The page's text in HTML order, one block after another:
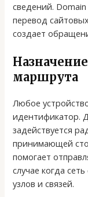
сведений.
перевод
создает
маршрута
Любое
идентификатор.
задействуется
принимающей
помогает
случае когда
узлов и связей.